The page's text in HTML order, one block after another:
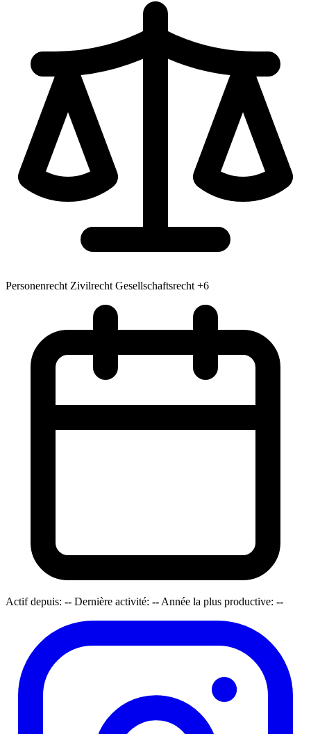
Personenrecht Zivilrecht Gesellschaftsrecht +6
Actif depuis: -- Dernière activité: -- Année la plus productive: --